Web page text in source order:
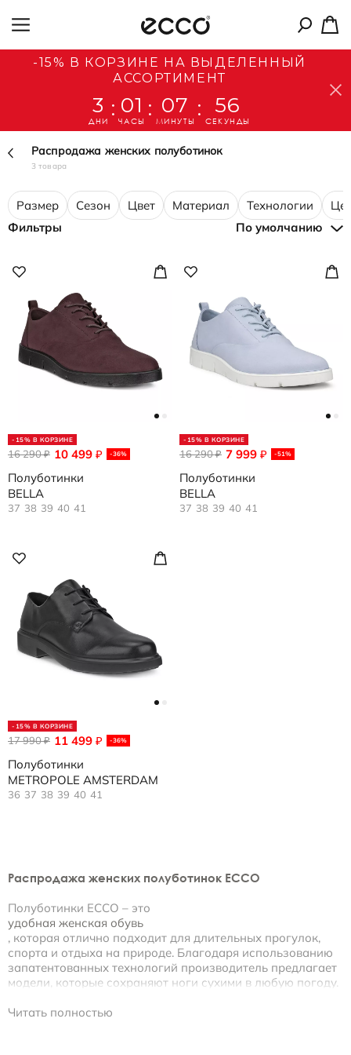
-15% В КОРЗИНЕ НА ВЫДЕЛЕННЫЙ
АССОРТИМЕНТ
3
ДНИ
: 01
ЧАСЫ
: 07
МИНУТЫ
: 56
СЕКУНДЫ
Распродажа женских полуботинок
3 товара
Размер Сезон Цвет Материал Технологии
Фильтры
По умолчанию
-15% В КОРЗИНЕ
10 499 ₽ -36%
16 290₽
Полуботинки
BELLA
37 38 39 40 41
-15% В КОРЗИНЕ
7 999 ₽ -51%
16 290₽
Полуботинки
BELLA
37 38 39 40 41
-15% В КОРЗИНЕ
11 499 ₽ -36%
17 990₽
Полуботинки
METROPOLE AMSTERDAM
36 37 38 39 40 41
Распродажа женских полуботинок ECCO
Полуботинки ECCO – это
удобная женская обувь
, которая отлично подходит для длительных прогулок,
спорта и отдыха на природе. Благодаря использованию
запатентованных технологий производитель предлагает
модели, которые сохраняют ноги сухими в любую погоду.
Купить женскую обувь со скидкой
Читать полностью